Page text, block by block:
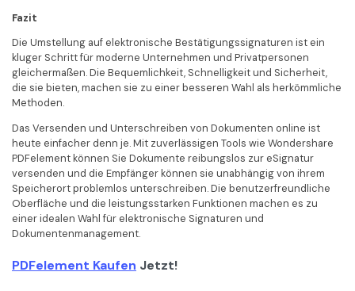
Fazit
Die Umstellung auf elektronische Bestätigungssignaturen ist ein
kluger Schritt für moderne Unternehmen und Privatpersonen
gleichermaßen. Die Bequemlichkeit, Schnelligkeit und Sicherheit,
die sie bieten, machen sie zu einer besseren Wahl als herkömmliche
Methoden.
Das Versenden und Unterschreiben von Dokumenten online ist
heute einfacher denn je. Mit zuverlässigen Tools wie Wondershare
PDFelement können Sie Dokumente reibungslos zur eSignatur
versenden und die Empfänger können sie unabhängig von ihrem
Speicherort problemlos unterschreiben. Die benutzerfreundliche
Oberfläche und die leistungsstarken Funktionen machen es zu
einer idealen Wahl für elektronische Signaturen und
Dokumentenmanagement.
PDFelement Kaufen Jetzt!